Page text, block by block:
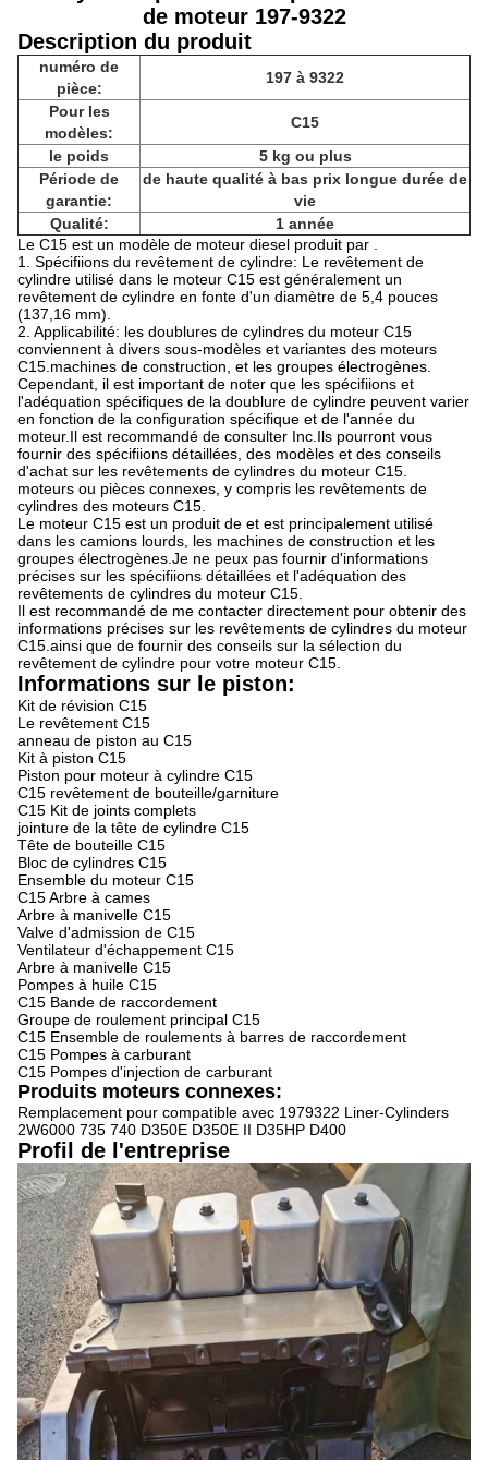
de moteur 197-9322
Description du produit
numéro de
pièce:
197 à 9322
Pour les
modèles:
C15
le poids
5 kg ou plus
Période de
garantie:
de haute qualité à bas prix longue durée de
vie
Qualité:
1 année
Le C15 est un modèle de moteur diesel produit par .
1. Spécifiions du revêtement de cylindre: Le revêtement de
cylindre utilisé dans le moteur C15 est généralement un
revêtement de cylindre en fonte d'un diamètre de 5,4 pouces
(137,16 mm).
2. Applicabilité: les doublures de cylindres du moteur C15
conviennent à divers sous-modèles et variantes des moteurs
C15.machines de construction, et les groupes électrogènes.
Cependant, il est important de noter que les spécifiions et
l'adéquation spécifiques de la doublure de cylindre peuvent varier
en fonction de la configuration spécifique et de l'année du
moteur.Il est recommandé de consulter Inc.Ils pourront vous
fournir des spécifiions détaillées, des modèles et des conseils
d'achat sur les revêtements de cylindres du moteur C15.
moteurs ou pièces connexes, y compris les revêtements de
cylindres des moteurs C15.
Le moteur C15 est un produit de et est principalement utilisé
dans les camions lourds, les machines de construction et les
groupes électrogènes.Je ne peux pas fournir d'informations
précises sur les spécifiions détaillées et l'adéquation des
revêtements de cylindres du moteur C15.
Il est recommandé de me contacter directement pour obtenir des
informations précises sur les revêtements de cylindres du moteur
C15.ainsi que de fournir des conseils sur la sélection du
revêtement de cylindre pour votre moteur C15.
Informations sur le piston:
Kit de révision C15
Le revêtement C15
anneau de piston au C15
Kit à piston C15
Piston pour moteur à cylindre C15
C15 revêtement de bouteille/garniture
C15 Kit de joints complets
jointure de la tête de cylindre C15
Tête de bouteille C15
Bloc de cylindres C15
Ensemble du moteur C15
C15 Arbre à cames
Arbre à manivelle C15
Valve d'admission de C15
Ventilateur d'échappement C15
Arbre à manivelle C15
Pompes à huile C15
C15 Bande de raccordement
Groupe de roulement principal C15
C15 Ensemble de roulements à barres de raccordement
C15 Pompes à carburant
C15 Pompes d'injection de carburant
Produits moteurs connexes:
Remplacement pour compatible avec 1979322 Liner-Cylinders
2W6000 735 740 D350E D350E II D35HP D400
Profil de l'entreprise